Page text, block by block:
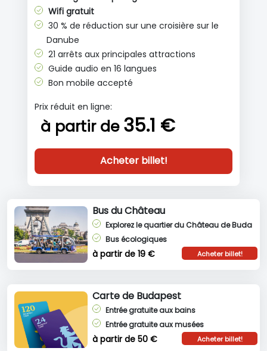
Wifi gratuit
30 % de réduction sur une croisière sur le
Danube
21 arrêts aux principales attractions
Guide audio en 16 langues
Bon mobile accepté
Prix réduit en ligne:
à partir de 35.1 €
Acheter billet!
Bus du Château
Explorez le quartier du Château de Buda
Bus écologiques
à partir de 19 € Acheter billet!
Carte de Budapest
Entrée gratuite aux bains
Entrée gratuite aux musées
à partir de 50 € Acheter billet!